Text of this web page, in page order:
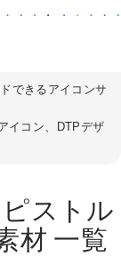
できるアイコンサ
イコン、DTPデザ
ピストル
材 一覧